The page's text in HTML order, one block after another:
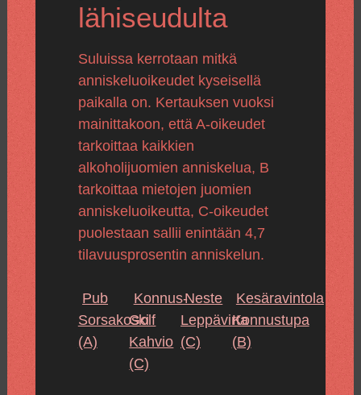
lähiseudulta
Suluissa kerrotaan mitkä
anniskeluoikeudet kyseisellä
paikalla on. Kertauksen vuoksi
mainittakoon, että A-oikeudet
tarkoittaa kaikkien
alkoholijuomien anniskelua, B
tarkoittaa mietojen juomien
anniskeluoikeutta, C-oikeudet
puolestaan sallii enintään 4,7
tilavuusprosentin anniskelun.
Pub
Sorsakoski
(A)
Konnus-
Golf
Kahvio
(C)
Neste
Leppävirta
(C)
Kesäravintola
Konnustupa
(B)